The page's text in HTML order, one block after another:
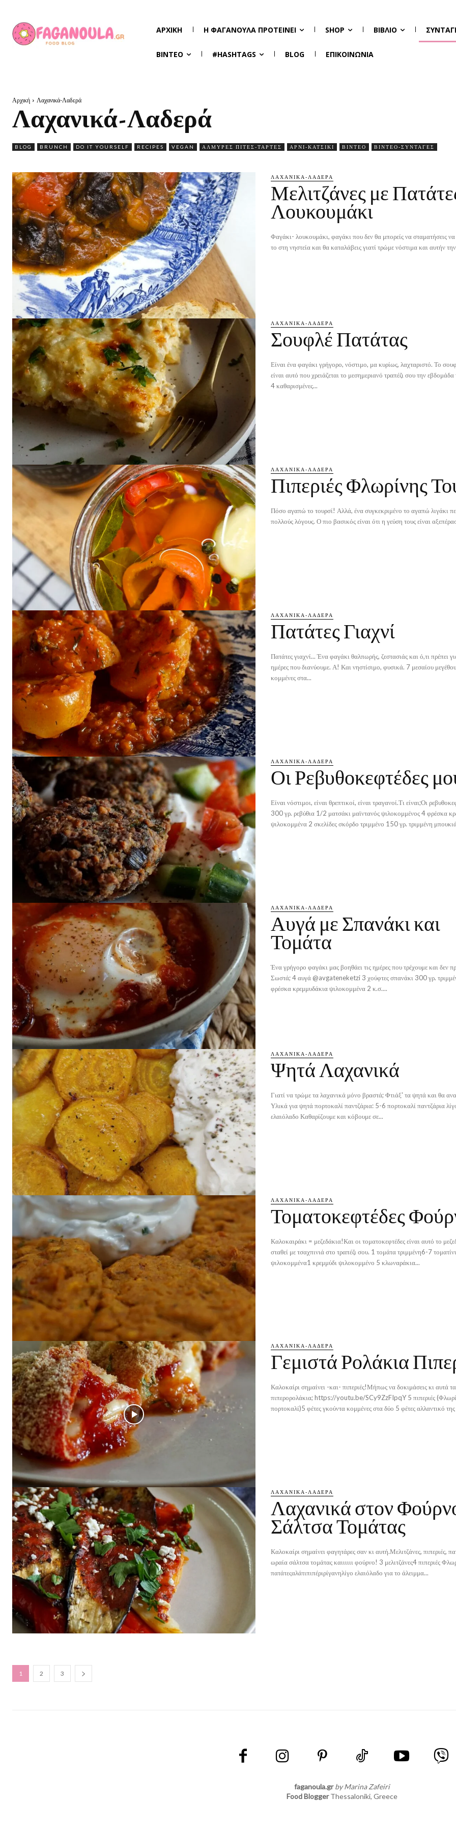
ΑΡΧΙΚΉ Η ΦΑΓΑΝΟΎΛΑ ΠΡΟΤΕΊΝΕΙ SHOP ΒΙΒΛΊΟ
ΒΊΝΤΕΟ #HASHTAGS BLOG ΕΠΙΚΟΙΝΩΝΊΑ
Αρχική Λαχανικά-Λαδερά
Λαχανικά-Λαδερά
BLOG BRUNCH DO IT YOURSELF RECIPES VEGAN ΑΛΜΥΡΈΣ ΠΊΤΕΣ-ΤΆΡΤΕΣ ΑΡΝΊ-ΚΑΤΣΊΚΙ ΒΊΝΤΕΟ ΒΙΝΤΕΟ-ΣΥΝΤΑΓΈΣ
ΛΑΧΑΝΙΚΆ-ΛΑΔΕΡΆ
Μελιτζάνες με
Λουκουμάκι
Φαγάκι- λουκουμάκι, φαγάκι που δεν θα μπορείς να σταματήσεις
το στη νηστεία και θα καταλάβεις γιατί τρώμε νόστιμα και αυτήν
ΛΑΧΑΝΙΚΆ-ΛΑΔΕΡΆ
Σουφλέ Πατάτας
Είναι ένα φαγάκι γρήγορο, νόστιμο, μα κυρίως, λαχταριστό. Το
είναι αυτό που χρειάζεται το μεσημεριανό τραπέζι σου την εβδομάδα
4 καθαρισμένες...
ΛΑΧΑΝΙΚΆ-ΛΑΔΕΡΆ
Πιπεριές Φλωρίνης
Πόσο αγαπώ το τουρσί! Αλλά, ένα συγκεκριμένο το αγαπώ λιγάκι
πολλούς λόγους. Ο πιο βασικός είναι ότι η γεύση τους είναι
ΛΑΧΑΝΙΚΆ-ΛΑΔΕΡΆ
Πατάτες Γιαχνί
Πατάτες γιαχνί... Ένα φαγάκι θαλπωρής, ζεστασιάς και ό,τι πρέπει
ημέρες που διανύουμε. Α! Και νηστίσιμο, φυσικά. 7 μεσαίου μεγέθους πατάτες
κομμένες στα...
ΛΑΧΑΝΙΚΆ-ΛΑΔΕΡΆ
Οι Ρεβυθοκεφτέδες
Είναι νόστιμοι, είναι θρεπτικοί, είναι τραγανοί.Τι είναι;Οι
300 γρ. ρεβύθια 1/2 ματσάκι μαϊντανός ψιλοκομμένος 4 φρέσκα κρεμμυδάκια
ψιλοκομμένα 2 σκελίδες σκόρδο τριμμένο 150 γρ.
ΛΑΧΑΝΙΚΆ-ΛΑΔΕΡΆ
Αυγά με Σπανάκι και
Τομάτα
Ένα γρήγορο φαγάκι μας βοηθάει τις ημέρες που τρέχουμε και δεν
Σωστά; 4 αυγά @avgateneketzi 3 χούφτες σπανάκι 300 γρ. τριμμένη τομάτα 2
φρέσκα κρεμμυδάκια ψιλοκομμένα 2 κ.σ....
ΛΑΧΑΝΙΚΆ-ΛΑΔΕΡΆ
Ψητά Λαχανικά
Γιατί να τρώμε τα λαχανικά μόνο βραστά; Φτιάξ' τα ψητά και θα
Υλικά για ψητά πορτοκαλί παντζάρια: 5-6 πορτοκαλί παντζάρια λίγο αλάτι λίγο
ελαιόλαδο Καθαρίζουμε και κόβουμε σε...
ΛΑΧΑΝΙΚΆ-ΛΑΔΕΡΆ
Τοματοκεφτέδες
Καλοκαιράκι = μεζεδάκια!Και οι τοματοκεφτέδες είναι αυτό το
σταθεί με τσαχπινιά στο τραπέζι σου. 1 τομάτα τριμμένη6-7 τοματίνια
ψιλοκομμένα1 κρεμμύδι ψιλοκομμένο 5 κλωναράκια...
ΛΑΧΑΝΙΚΆ-ΛΑΔΕΡΆ
Γεμιστά Ρολάκια
Καλοκαίρι σημαίνει -και- πιπεριές!Μήπως να δοκιμάσεις κι αυτά
πιπερορολάκια; https://youtu.be/SCy9ZzFIpqY 5 πιπεριές (Φλωρίνης, κίτρινες,
πορτοκαλί)5 φέτες γκούντα κομμένες στα δύο 5 φέτες αλλαντικό της
ΛΑΧΑΝΙΚΆ-ΛΑΔΕΡΆ
Λαχανικά στον
Σάλτσα Τομάτας
Καλοκαίρι σημαίνει φαγητάρες σαν κι αυτή.Μελιτζάνες, πιπεριές,
ωραία σάλτσα τομάτας καιιιιιι φούρνο! 3 μελιτζάνες4 πιπεριές Φλωρίνης3 μεγάλες
πατάτεςαλάτιπιπέριρίγανηλίγο ελαιόλαδο για το άλειμμα...
1 2 3
faganoula.gr by Marina Zafeiri
Food BloggerThessaloniki, Greece